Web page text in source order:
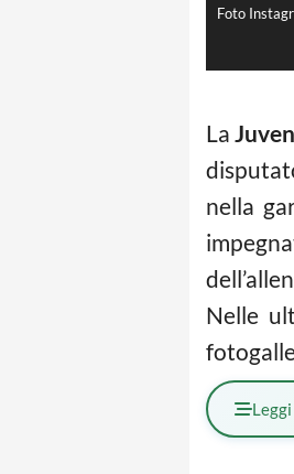
Foto
La
nella
Nelle